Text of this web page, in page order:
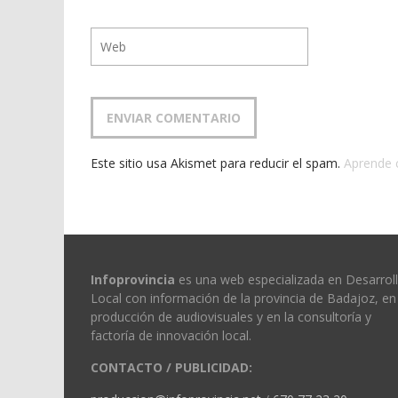
Este sitio usa Akismet para reducir el spam. Aprende
Infoprovincia es una web especializada en
Local con información de la provincia de Badajoz, en
producción de audiovisuales y en la consultoría y
factoría de innovación local.
CONTACTO / PUBLICIDAD: